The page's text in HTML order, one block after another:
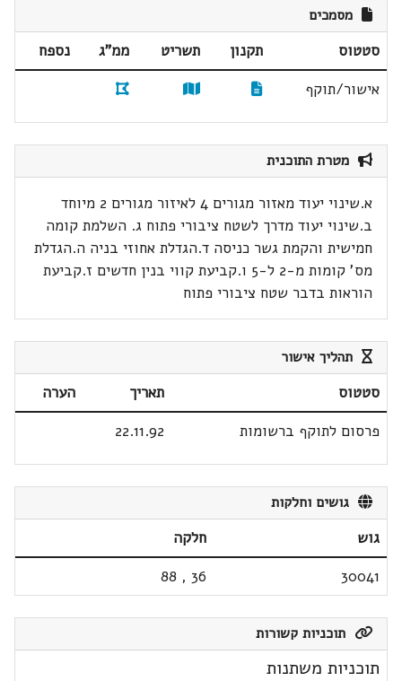
מסמכים
סטטוס תקנון תשריט ממ"ג
נספח
אישור/תוקף
מטרת התוכנית
א.שינוי יעוד מאזור מגורים 4 לאיזור מגורים 2 מיוחד
ב.שינוי יעוד מדרך לשטח ציבורי פתוח ג. השלמת קומה
חמישית והקמת גשר כניסה ד.הגדלת אחוזי בניה ה.הגדלת
מס' קומות מ-2 ל-5 ו.קביעת קווי בנין חדשים ז.קביעת
הוראות בדבר שטח ציבורי פתוח
תהליך אישור
סטטוס תאריך
הערה
פרסום לתוקף ברשומות
22.11.92
גושים וחלקות
גוש
חלקה
30041
36
,
88
תוכניות קשורות
תוכניות משתנות